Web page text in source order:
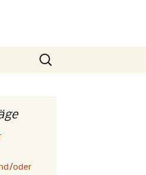
Suchen
nach:
oder